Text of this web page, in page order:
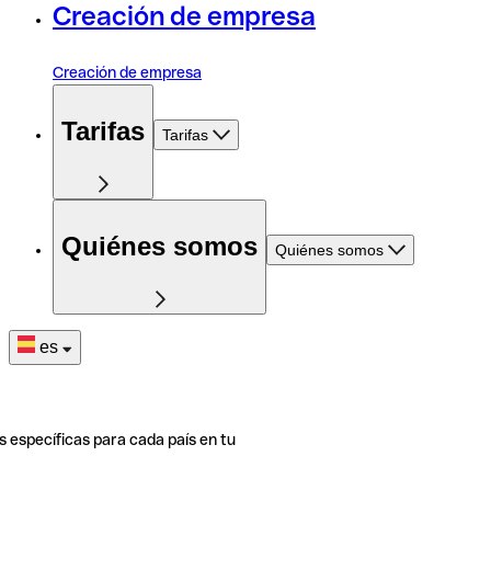
Creación de empresa
Creación de empresa
Tarifas Tarifas
Quiénes somos Quiénes somos
es
específicas para cada país en tu